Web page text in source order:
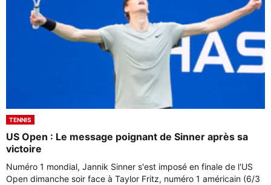
TENNIS
US Open : Le message poignant de Sinner après sa
victoire
Numéro 1 mondial, Jannik Sinner s'est imposé en finale de l'US
Open dimanche soir face à Taylor Fritz, numéro 1 américain (6/3